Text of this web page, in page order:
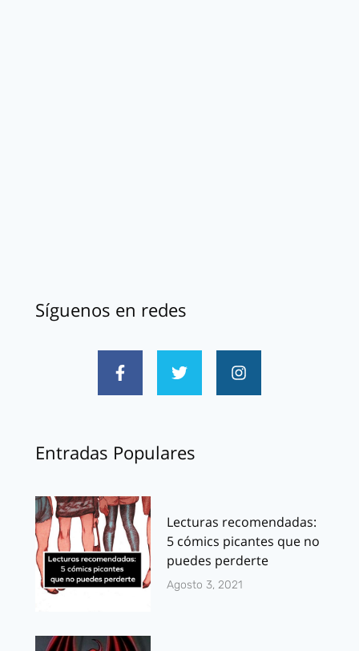
Síguenos en redes
Entradas Populares
Lecturas recomendadas:
5 cómics picantes que no
puedes perderte
Agosto 3, 2021